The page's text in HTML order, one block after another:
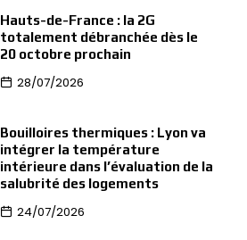
Hauts-de-France : la 2G
totalement débranchée dès le
20 octobre prochain
28/07/2026
Bouilloires thermiques : Lyon va
intégrer la température
intérieure dans l’évaluation de la
salubrité des logements
24/07/2026